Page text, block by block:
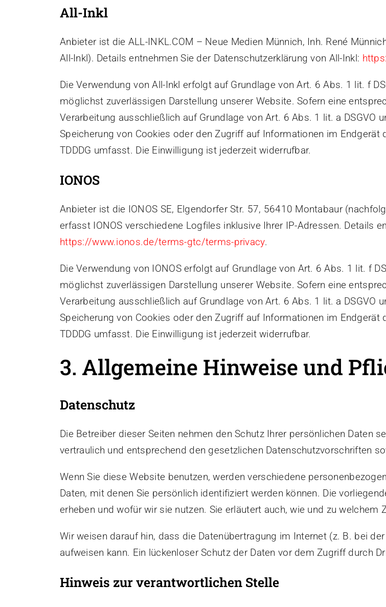
All-Inkl
Anbieter ist die ALL-INKL.COM – Neue Medien Münnich, Inh. René
All-Inkl). Details entnehmen Sie der Datenschutzerklärung von All-Inkl:
Die Verwendung von All-Inkl erfolgt auf Grundlage von Art. 6 Abs. 1 lit. f
möglichst zuverlässigen Darstellung unserer Website. Sofern eine
Verarbeitung ausschließlich auf Grundlage von Art. 6 Abs. 1 lit. a DSGVO
Speicherung von Cookies oder den Zugriff auf Informationen im Endgerät
TDDDG umfasst. Die Einwilligung ist jederzeit widerrufbar.
IONOS
Anbieter ist die IONOS SE, Elgendorfer Str. 57, 56410 Montabaur
erfasst IONOS verschiedene Logfiles inklusive Ihrer IP-Adressen. Details
https://www.ionos.de/terms-gtc/terms-privacy.
Die Verwendung von IONOS erfolgt auf Grundlage von Art. 6 Abs. 1 lit. f
möglichst zuverlässigen Darstellung unserer Website. Sofern eine
Verarbeitung ausschließlich auf Grundlage von Art. 6 Abs. 1 lit. a DSGVO
Speicherung von Cookies oder den Zugriff auf Informationen im Endgerät
TDDDG umfasst. Die Einwilligung ist jederzeit widerrufbar.
3. Allgemeine Hinweise und
Datenschutz
Die Betreiber dieser Seiten nehmen den Schutz Ihrer persönlichen Daten
vertraulich und entsprechend den gesetzlichen Datenschutzvorschriften
Wenn Sie diese Website benutzen, werden verschiedene
Daten, mit denen Sie persönlich identifiziert werden können. Die
erheben und wofür wir sie nutzen. Sie erläutert auch, wie und zu welchem
Wir weisen darauf hin, dass die Datenübertragung im Internet (z. B. bei
aufweisen kann. Ein lückenloser Schutz der Daten vor dem Zugriff durch
Hinweis zur verantwortlichen Stelle